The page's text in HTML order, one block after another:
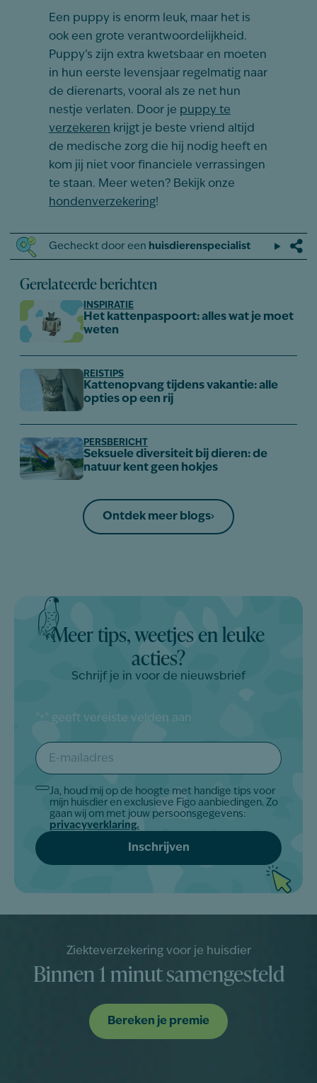
Een puppy is enorm leuk, maar het is
ook een grote verantwoordelijkheid.
Puppy’s zijn extra kwetsbaar en moeten
in hun eerste levensjaar regelmatig naar
de dierenarts, vooral als ze net hun
nestje verlaten. Door je puppy te
verzekeren krijgt je beste vriend altijd
de medische zorg die hij nodig heeft en
kom jij niet voor financiele verrassingen
te staan. Meer weten? Bekijk onze
hondenverzekering!
Gecheckt door een huisdierenspecialist
Gerelateerde berichten
INSPIRATIE
Het kattenpaspoort: alles wat je moet
weten
REISTIPS
Kattenopvang tijdens vakantie: alle
opties op een rij
PERSBERICHT
Seksuele diversiteit bij dieren: de
natuur kent geen hokjes
Ontdek meer blogs
Meer tips, weetjes en leuke
acties?
Schrijf je in voor de nieuwsbrief
" * " geeft vereiste velden aan
E-
mailadres
*
Akkoord
Ja, houd mij op de hoogte met handige tips voor
mijn huisdier en exclusieve Figo aanbiedingen. Zo
gaan wij om met jouw persoonsgegevens:
privacyverklaring.
Ziekteverzekering voor je huisdier
Binnen 1 minut samengesteld
Bereken je premie